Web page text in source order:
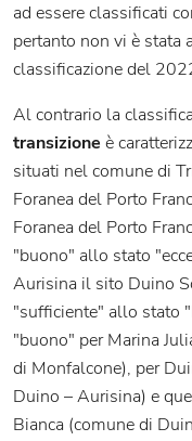
ad essere classificati
pertanto non vi è stata
classificazione del
Al contrario la
transizione è
situati nel comune di
Foranea del Porto
Foranea del Porto
"buono" allo stato
Aurisina il sito Duino
"sufficiente" allo stato
"buono" per Marina
di Monfalcone), per
Duino – Aurisina) e
Bianca (comune di